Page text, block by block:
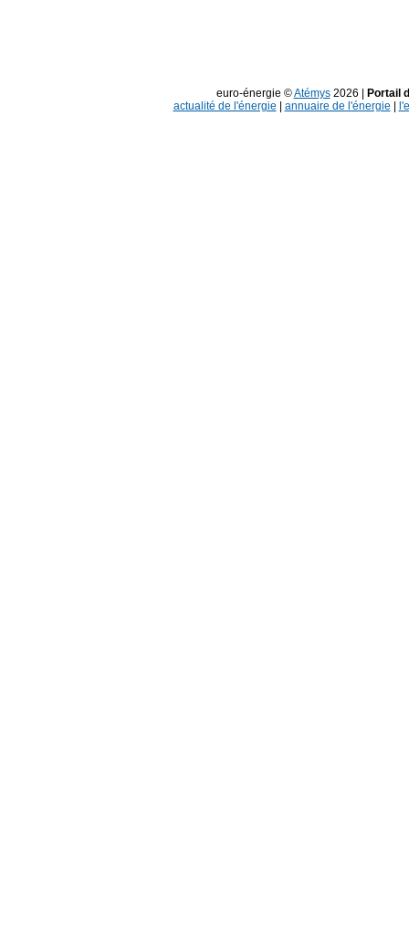
euro-énergie ©Atémys2026 |
Portail
actualité de l'énergie
annuaire de l'énergie